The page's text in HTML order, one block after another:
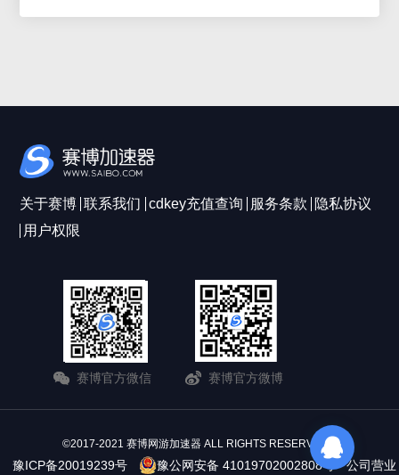
关于赛博 联系我们 cdkey充值查询 服务条款
隐私协议
用户权限
赛博官方微信 赛博官方微博
©2017-2021 赛博网游加速器 ALL RIGHTS RESERVERD
豫ICP备20019239号 豫公网安备 41019702002808号
公司营业